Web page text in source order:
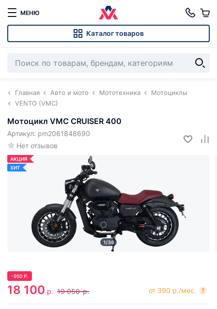
МЕНЮ
Каталог товаров
Главная Авто и мото Мототехника
Мотоциклы
VENTO (VMC)
Мотоцикл VMC CRUISER 400
Нет отзывов
Артикул: pm2061848690
АКЦИЯ
ХИТ
1/36
-950 Р.
18 100 р. 19 050 р. от 390 р./мес. ?